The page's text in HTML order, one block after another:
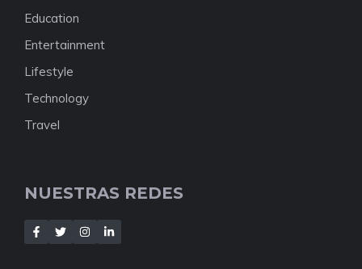
Education
Entertainment
Lifestyle
Technology
Travel
NUESTRAS REDES